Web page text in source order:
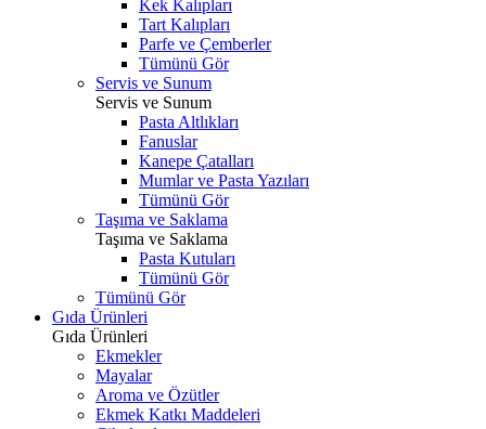
Kek Kalıpları
Tart Kalıpları
Parfe ve Çemberler
Tümünü Gör
Servis ve Sunum
Servis ve Sunum
Pasta Altlıkları
Fanuslar
Kanepe Çatalları
Mumlar ve Pasta Yazıları
Tümünü Gör
Taşıma ve Saklama
Taşıma ve Saklama
Pasta Kutuları
Tümünü Gör
Tümünü Gör
Gıda Ürünleri
Gıda Ürünleri
Ekmekler
Mayalar
Aroma ve Özütler
Ekmek Katkı Maddeleri